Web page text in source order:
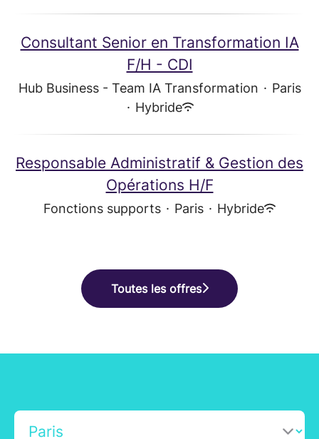
Consultant Senior en Transformation IA
F/H - CDI
Hub Business - Team IA Transformation · Paris
· Hybride
Responsable Administratif & Gestion des
Opérations H/F
Fonctions supports · Paris · Hybride
Toutes les offres